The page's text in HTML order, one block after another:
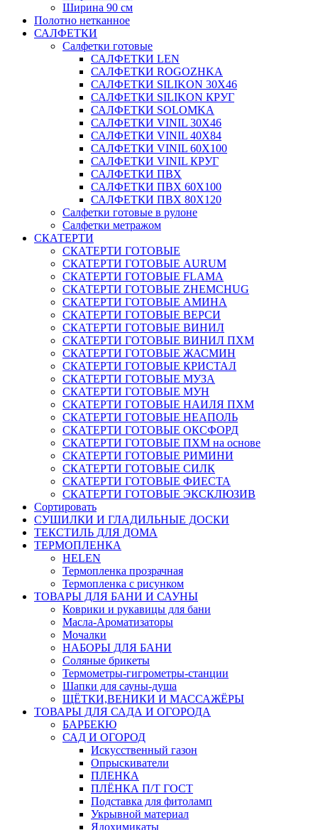
Ширина 90 см
Полотно нетканное
САЛФЕТКИ
Салфетки готовые
САЛФЕТКИ LEN
САЛФЕТКИ ROGOZHKA
САЛФЕТКИ SILIKON 30Х46
САЛФЕТКИ SILIKON КРУГ
САЛФЕТКИ SOLOMKA
САЛФЕТКИ VINIL 30Х46
САЛФЕТКИ VINIL 40Х84
САЛФЕТКИ VINIL 60Х100
САЛФЕТКИ VINIL КРУГ
САЛФЕТКИ ПВХ
САЛФЕТКИ ПВХ 60Х100
САЛФЕТКИ ПВХ 80Х120
Салфетки готовые в рулоне
Салфетки метражом
СКАТЕРТИ
СКАТЕРТИ ГОТОВЫЕ
СКАТЕРТИ ГОТОВЫЕ AURUM
СКАТЕРТИ ГОТОВЫЕ FLAMA
СКАТЕРТИ ГОТОВЫЕ ZHEMCHUG
СКАТЕРТИ ГОТОВЫЕ АМИНА
СКАТЕРТИ ГОТОВЫЕ ВЕРСИ
СКАТЕРТИ ГОТОВЫЕ ВИНИЛ
СКАТЕРТИ ГОТОВЫЕ ВИНИЛ ПХМ
СКАТЕРТИ ГОТОВЫЕ ЖАСМИН
СКАТЕРТИ ГОТОВЫЕ КРИСТАЛ
СКАТЕРТИ ГОТОВЫЕ МУЗА
СКАТЕРТИ ГОТОВЫЕ МУН
СКАТЕРТИ ГОТОВЫЕ НАИЛЯ ПХМ
СКАТЕРТИ ГОТОВЫЕ НЕАПОЛЬ
СКАТЕРТИ ГОТОВЫЕ ОКСФОРД
СКАТЕРТИ ГОТОВЫЕ ПХМ на основе
СКАТЕРТИ ГОТОВЫЕ РИМИНИ
СКАТЕРТИ ГОТОВЫЕ СИЛК
СКАТЕРТИ ГОТОВЫЕ ФИЕСТА
СКАТЕРТИ ГОТОВЫЕ ЭКСКЛЮЗИВ
Сортировать
СУШИЛКИ И ГЛАДИЛЬНЫЕ ДОСКИ
ТЕКСТИЛЬ ДЛЯ ДОМА
ТЕРМОПЛЕНКА
HELEN
Термопленка прозрачная
Термопленка с рисунком
ТОВАРЫ ДЛЯ БАНИ И САУНЫ
Коврики и рукавицы для бани
Масла-Aроматизаторы
Мочалки
НАБОРЫ ДЛЯ БАНИ
Соляные брикеты
Термометры-гигрометры-станции
Шапки для сауны-душа
ЩЁТКИ,ВЕНИКИ И МАССАЖЁРЫ
ТОВАРЫ ДЛЯ САДА И ОГОРОДА
БАРБЕКЮ
САД И ОГОРОД
Искусственный газон
Опрыскиватели
ПЛЕНКА
ПЛЁНКА П/Т ГОСТ
Подставка для фитоламп
Укрывной материал
Ядохимикаты